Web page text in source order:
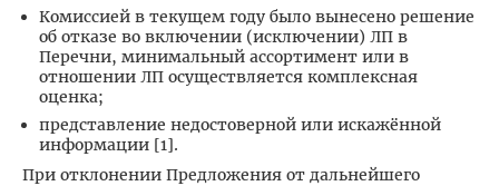
Комиссией в текущем году было вынесено решение
об отказе во включении (исключении) ЛП в
Перечни, минимальный ассортимент или в
отношении ЛП осуществляется комплексная
оценка;
представление недостоверной или искажённой
информации [1].
При отклонении Предложения от дальнейшего